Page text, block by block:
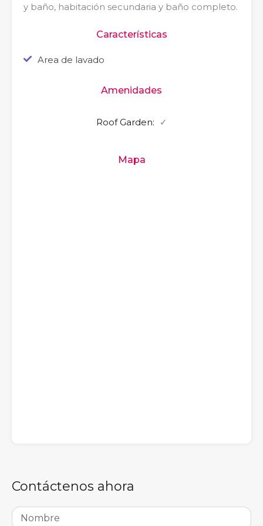
y baño, habitación secundaria y baño completo.
Características
Area de lavado
Amenidades
Roof Garden: ✓
Mapa
Contáctenos ahora